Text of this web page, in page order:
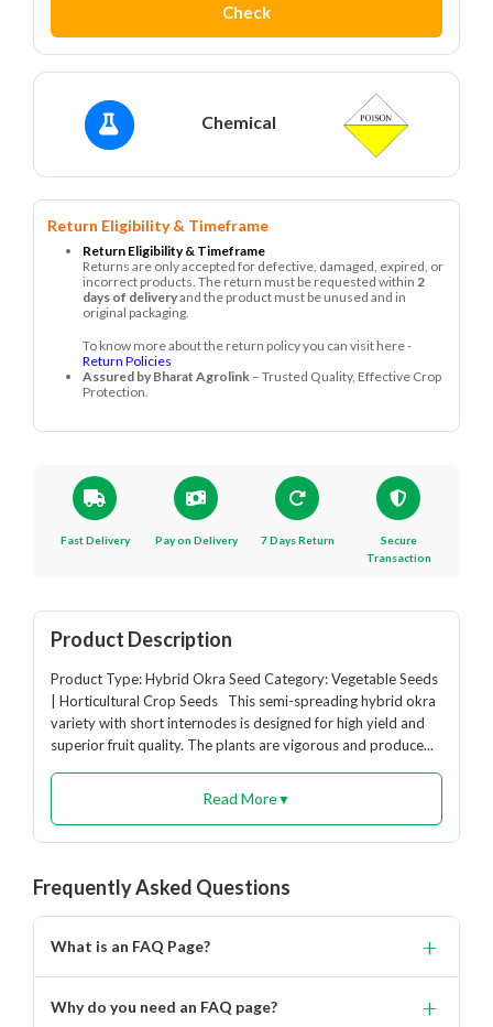
Check
Chemical
Return Eligibility & Timeframe
Return Eligibility & Timeframe
Returns are only accepted for defective, damaged, expired, or
incorrect products. The return must be requested within 2
days of deliveryand the product must be unused and in
original packaging.
To know more about the return policy you can visit here -
Return Policies
Assured by Bharat Agrolink – Trusted Quality, Effective Crop
Protection.
Fast Delivery Pay on Delivery 7 Days Return
Secure
Transaction
Product Description
Product Type: Hybrid Okra Seed Category: Vegetable Seeds
| Horticultural Crop Seeds This semi-spreading hybrid okra
variety with short internodes is designed for high yield and
superior fruit quality. The plants are vigorous and produce...
Read More▼
Frequently Asked Questions
What is an FAQ Page? +
Why do you need an FAQ page? +